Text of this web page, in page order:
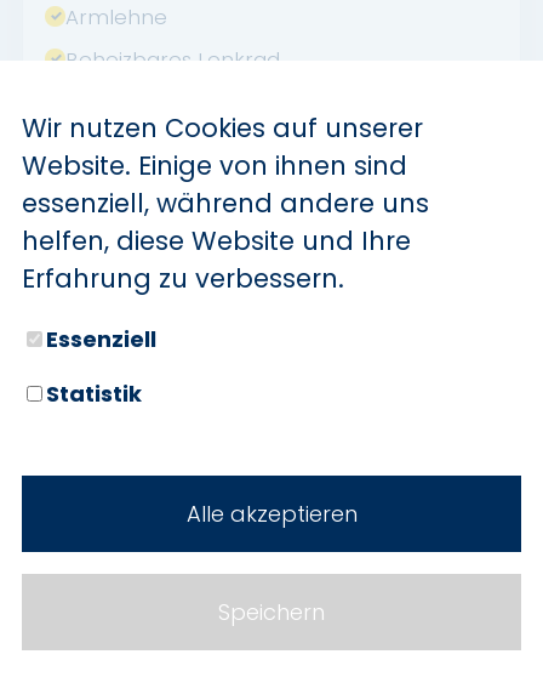
Armlehne
Beheizbares Lenkrad
Elektr. Heckklappe
Lordosenstütze
Müdigkeitswarner
Notrufsystem
Sitzheizung hinten
Touchscreen
Verkehrszeichenerkennung
Allwetterreifen
Abstandswarner
Android Auto
Wir nutzen Cookies auf unserer
Website. Einige von ihnen sind
essenziell, während andere uns
helfen, diese Website und Ihre
Erfahrung zu verbessern.
Essenziell
Statistik
Alle akzeptieren
Speichern